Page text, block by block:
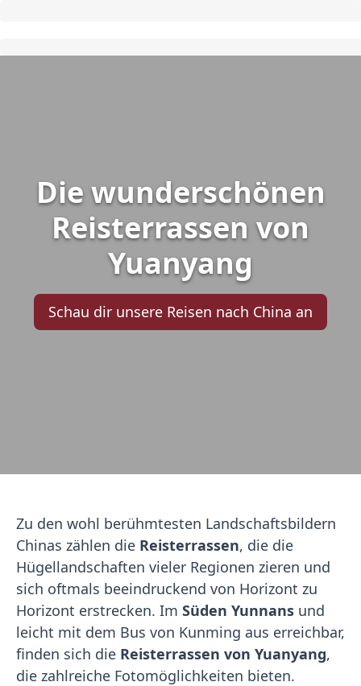
Die wunderschönen
Reisterrassen von
Yuanyang
Schau dir unsere Reisen nach China an
Zu den wohl berühmtesten Landschaftsbildern
Chinas zählen die Reisterrassen, die die
Hügellandschaften vieler Regionen zieren und
sich oftmals beeindruckend von Horizont zu
Horizont erstrecken. Im Süden Yunnans und
leicht mit dem Bus von Kunming aus erreichbar,
finden sich die Reisterrassen von Yuanyang,
die zahlreiche Fotomöglichkeiten bieten.